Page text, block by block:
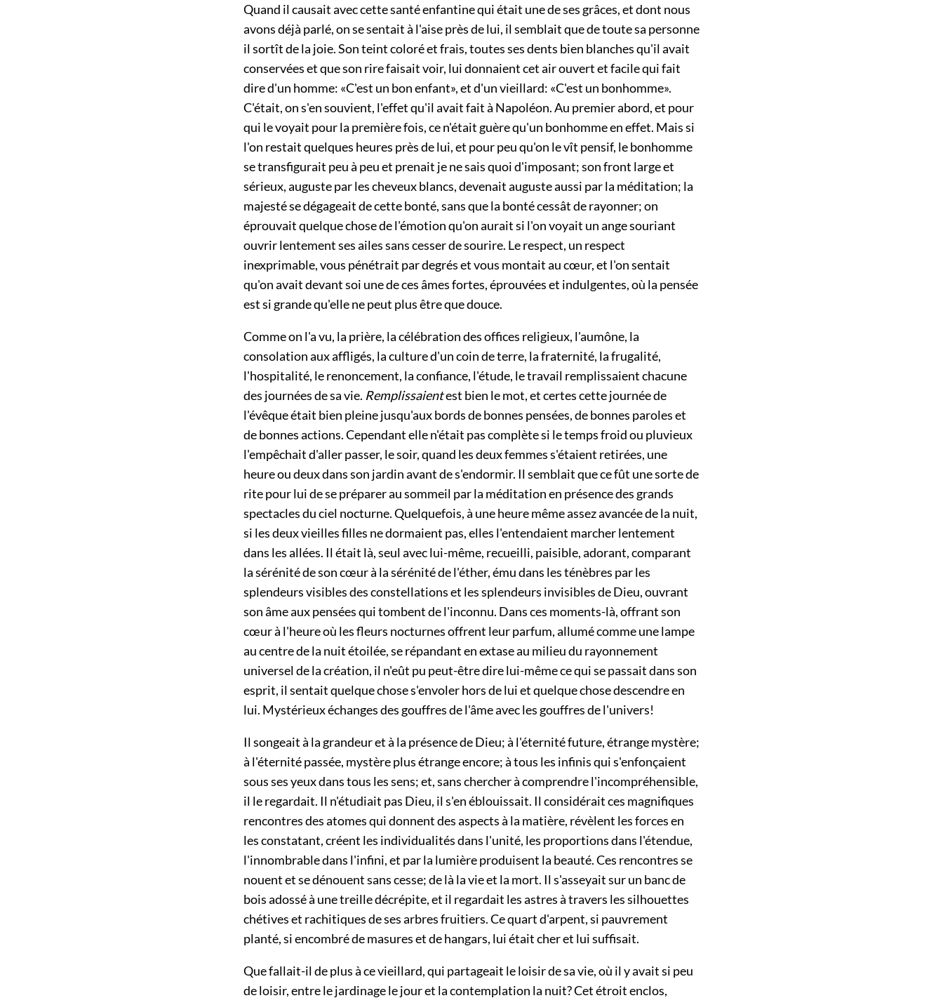
Quand il causait avec cette santé enfantine qui était une de ses grâces, et dont nous
avons déjà parlé, on se sentait à l'aise près de lui, il semblait que de toute sa personne
il sortît de la joie. Son teint coloré et frais, toutes ses dents bien blanches qu'il avait
conservées et que son rire faisait voir, lui donnaient cet air ouvert et facile qui fait
dire d'un homme: «C'est un bon enfant», et d'un vieillard: «C'est un bonhomme».
C'était, on s'en souvient, l'effet qu'il avait fait à Napoléon. Au premier abord, et pour
qui le voyait pour la première fois, ce n'était guère qu'un bonhomme en effet. Mais si
l'on restait quelques heures près de lui, et pour peu qu'on le vît pensif, le bonhomme
se transfigurait peu à peu et prenait je ne sais quoi d'imposant; son front large et
sérieux, auguste par les cheveux blancs, devenait auguste aussi par la méditation; la
majesté se dégageait de cette bonté, sans que la bonté cessât de rayonner; on
éprouvait quelque chose de l'émotion qu'on aurait si l'on voyait un ange souriant
ouvrir lentement ses ailes sans cesser de sourire. Le respect, un respect
inexprimable, vous pénétrait par degrés et vous montait au cœur, et l'on sentait
qu'on avait devant soi une de ces âmes fortes, éprouvées et indulgentes, où la pensée
est si grande qu'elle ne peut plus être que douce.
Comme on l'a vu, la prière, la célébration des offices religieux, l'aumône, la
consolation aux affligés, la culture d'un coin de terre, la fraternité, la frugalité,
l'hospitalité, le renoncement, la confiance, l'étude, le travail remplissaient chacune
des journées de sa vie. Remplissaientest bien le mot, et certes cette journée de
l'évêque était bien pleine jusqu'aux bords de bonnes pensées, de bonnes paroles et
de bonnes actions. Cependant elle n'était pas complète si le temps froid ou pluvieux
l'empêchait d'aller passer, le soir, quand les deux femmes s'étaient retirées, une
heure ou deux dans son jardin avant de s'endormir. Il semblait que ce fût une sorte de
rite pour lui de se préparer au sommeil par la méditation en présence des grands
spectacles du ciel nocturne. Quelquefois, à une heure même assez avancée de la nuit,
si les deux vieilles filles ne dormaient pas, elles l'entendaient marcher lentement
dans les allées. Il était là, seul avec lui-même, recueilli, paisible, adorant, comparant
la sérénité de son cœur à la sérénité de l'éther, ému dans les ténèbres par les
splendeurs visibles des constellations et les splendeurs invisibles de Dieu, ouvrant
son âme aux pensées qui tombent de l'inconnu. Dans ces moments-là, offrant son
cœur à l'heure où les fleurs nocturnes offrent leur parfum, allumé comme une lampe
au centre de la nuit étoilée, se répandant en extase au milieu du rayonnement
universel de la création, il n'eût pu peut-être dire lui-même ce qui se passait dans son
esprit, il sentait quelque chose s'envoler hors de lui et quelque chose descendre en
lui. Mystérieux échanges des gouffres de l'âme avec les gouffres de l'univers!
Il songeait à la grandeur et à la présence de Dieu; à l'éternité future, étrange mystère;
à l'éternité passée, mystère plus étrange encore; à tous les infinis qui s'enfonçaient
sous ses yeux dans tous les sens; et, sans chercher à comprendre l'incompréhensible,
il le regardait. Il n'étudiait pas Dieu, il s'en éblouissait. Il considérait ces magnifiques
rencontres des atomes qui donnent des aspects à la matière, révèlent les forces en
les constatant, créent les individualités dans l'unité, les proportions dans l'étendue,
l'innombrable dans l'infini, et par la lumière produisent la beauté. Ces rencontres se
nouent et se dénouent sans cesse; de là la vie et la mort. Il s'asseyait sur un banc de
bois adossé à une treille décrépite, et il regardait les astres à travers les silhouettes
chétives et rachitiques de ses arbres fruitiers. Ce quart d'arpent, si pauvrement
planté, si encombré de masures et de hangars, lui était cher et lui suffisait.
Que fallait-il de plus à ce vieillard, qui partageait le loisir de sa vie, où il y avait si peu
de loisir, entre le jardinage le jour et la contemplation la nuit? Cet étroit enclos,